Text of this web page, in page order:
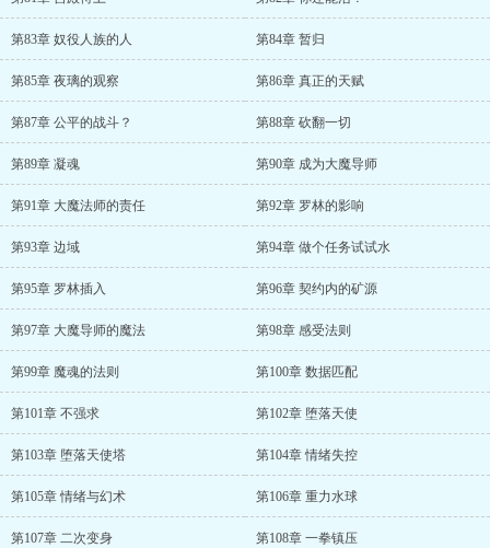
第83章 奴役人族的人 第84章 暂归
第85章 夜璃的观察 第86章 真正的天赋
第87章 公平的战斗？ 第88章 砍翻一切
第89章 凝魂 第90章 成为大魔导师
第91章 大魔法师的责任 第92章 罗林的影响
第93章 边域 第94章 做个任务试试水
第95章 罗林插入 第96章 契约内的矿源
第97章 大魔导师的魔法 第98章 感受法则
第99章 魔魂的法则 第100章 数据匹配
第101章 不强求 第102章 堕落天使
第103章 堕落天使塔 第104章 情绪失控
第105章 情绪与幻术 第106章 重力水球
第107章 二次变身 第108章 一拳镇压